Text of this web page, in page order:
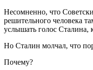
Несомненно, что
решительного человека
услышать голос Сталина,
Но Сталин молчал, что
Почему?